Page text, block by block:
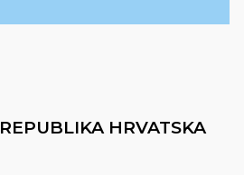
REPUBLIKA HRVATSKA